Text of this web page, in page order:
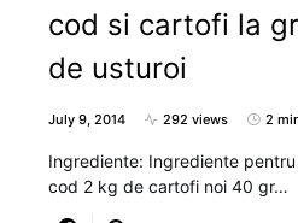
cod si cartofi la
de usturoi
July 9, 2014 292 views 2
Ingrediente: Ingrediente
cod 2 kg de cartofi noi 40 gr…